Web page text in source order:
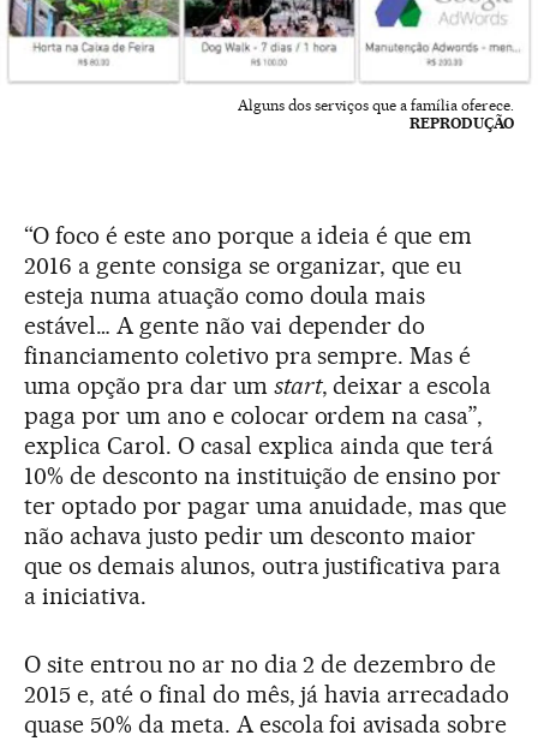
Alguns dos serviços que a família oferece.
REPRODUÇÃO
“O foco é este ano porque a ideia é que em
2016 a gente consiga se organizar, que eu
esteja numa atuação como doula mais
estável… A gente não vai depender do
financiamento coletivo pra sempre. Mas é
uma opção pra dar um start, deixar a escola
paga por um ano e colocar ordem na casa”,
explica Carol. O casal explica ainda que terá
10% de desconto na instituição de ensino por
ter optado por pagar uma anuidade, mas que
não achava justo pedir um desconto maior
que os demais alunos, outra justificativa para
a iniciativa.
O site entrou no ar no dia 2 de dezembro de
2015 e, até o final do mês, já havia arrecadado
quase 50% da meta. A escola foi avisada sobre